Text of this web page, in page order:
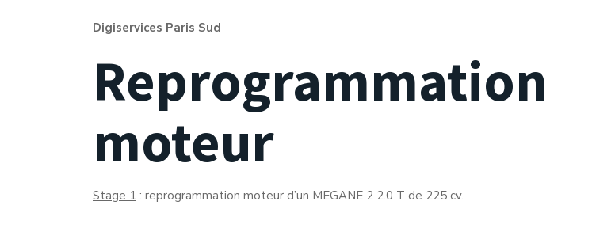
Digiservices Paris Sud
Reprogrammation
moteur
Stage 1 : reprogrammation moteur d’un MEGANE 2 2.0 T de 225 cv.